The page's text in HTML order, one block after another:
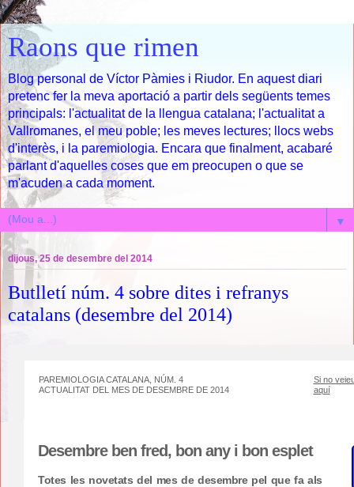
Raons que rimen
Blog personal de Víctor Pàmies i Riudor. En aquest diari
pretenc fer la meva aportació a partir dels següents temes
principals: l'actualitat de la llengua catalana; l'actualitat a
Vallromanes, el meu poble; les meves lectures; llocs webs
d'interès, i la paremiologia. Encara que finalment, acabaré
parlant d'aquelles coses que em preocupen o que se
m'acuden a cada moment.
▼
dijous, 25 de desembre del 2014
Butlletí núm. 4 sobre dites i refranys
catalans (desembre del 2014)
PAREMIOLOGIA CATALANA, NÚM. 4
ACTUALITAT DEL MES DE DESEMBRE DE 2014
Si no
aquí
Desembre ben fred, bon any i bon esplet
Totes les novetats del mes de desembre pel que fa als